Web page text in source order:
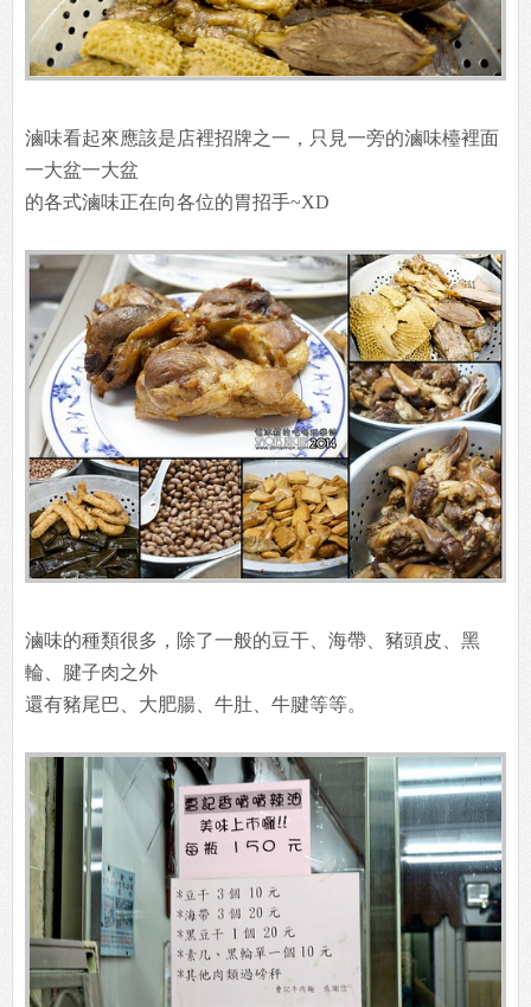
滷味看起來應該是店裡招牌之一，只見一旁的滷味檯裡面
一大盆一大盆
的各式滷味正在向各位的胃招手~XD
滷味的種類很多，除了一般的豆干、海帶、豬頭皮、黑
輪、腱子肉之外
還有豬尾巴、大肥腸、牛肚、牛腱等等。